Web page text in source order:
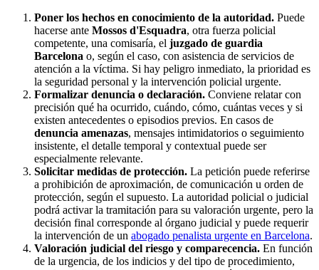
Poner los hechos en conocimiento de la autoridad. Puede
hacerse ante Mossos d'Esquadra, otra fuerza policial
competente, una comisaría, el juzgado de guardia
Barcelona o, según el caso, con asistencia de servicios de
atención a la víctima. Si hay peligro inmediato, la prioridad es
la seguridad personal y la intervención policial urgente.
Formalizar denuncia o declaración. Conviene relatar con
precisión qué ha ocurrido, cuándo, cómo, cuántas veces y si
existen antecedentes o episodios previos. En casos de
denuncia amenazas, mensajes intimidatorios o seguimiento
insistente, el detalle temporal y contextual puede ser
especialmente relevante.
Solicitar medidas de protección. La petición puede referirse
a prohibición de aproximación, de comunicación u orden de
protección, según el supuesto. La autoridad policial o judicial
podrá activar la tramitación para su valoración urgente, pero la
decisión final corresponde al órgano judicial y puede requerir
la intervención de un abogado penalista urgente en Barcelona.
Valoración judicial del riesgo y comparecencia. En función
de la urgencia, de los indicios y del tipo de procedimiento,